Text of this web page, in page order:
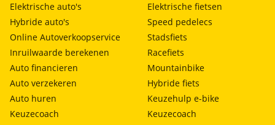
Elektrische auto's
Hybride auto's
Online Autoverkoopservice
Inruilwaarde berekenen
Auto financieren
Auto verzekeren
Auto huren
Keuzecoach
Elektrische fietsen
Speed pedelecs
Stadsfiets
Racefiets
Mountainbike
Hybride fiets
Keuzehulp e-bike
Keuzecoach